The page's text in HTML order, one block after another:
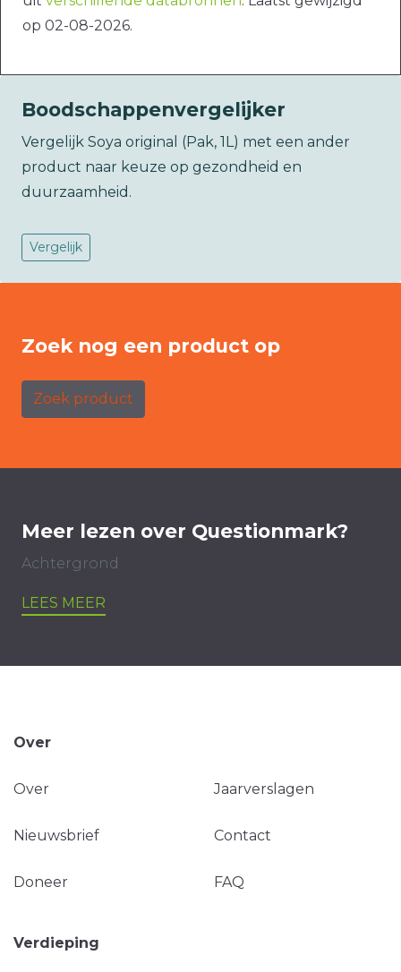
op 02-08-2026.
Boodschappenvergelijker
Vergelijk Soya original (Pak, 1L) met een ander
product naar keuze op gezondheid en
duurzaamheid.
Vergelijk
Zoek nog een product op
Zoek product
Meer lezen over Questionmark?
Achtergrond
LEES MEER
Over
Over Jaarverslagen
Nieuwsbrief Contact
Doneer FAQ
Verdieping